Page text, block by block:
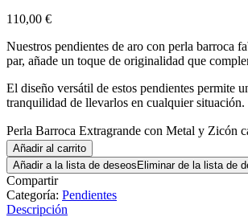
110,00 €
Nuestros pendientes de aro con perla barroca
par, añade un toque de originalidad que
El diseño versátil de estos pendientes permite
tranquilidad de llevarlos en cualquier situación.
Perla Barroca Extragrande con Metal y Zicón
Añadir al carrito
Añadir a la lista de deseos Eliminar de la lista de
Compartir
Categoría: Pendientes
Descripción